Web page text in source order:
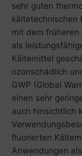
sehr guten
kältetechnischen
mit dem früheren
als
Kältemittel
ozonschädlich
GWP (Global
einen sehr
auch hinsichtlich
fluorierten
Anwendungen